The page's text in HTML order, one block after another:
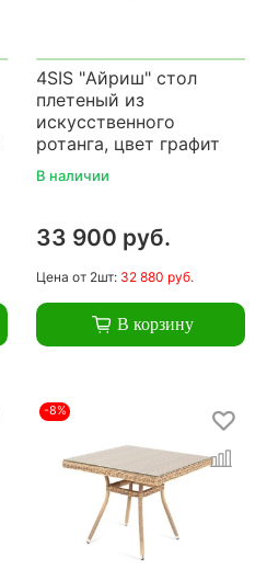
4SIS "Айриш" стол
плетеный из
искусственного
ротанга, цвет графит
В наличии
33 900 руб.
Цена от 2шт: 32 880 руб.
В корзину
-8%